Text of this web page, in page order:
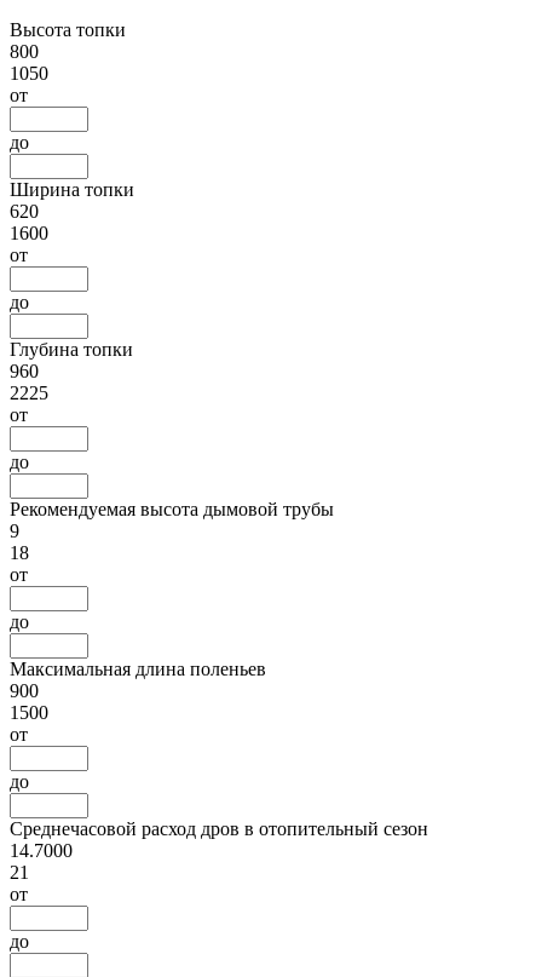
Высота топки
800
1050
от
до
Ширина топки
620
1600
от
до
Глубина топки
960
2225
от
до
Рекомендуемая высота дымовой трубы
9
18
от
до
Максимальная длина поленьев
900
1500
от
до
Среднечасовой расход дров в отопительный сезон
14.7000
21
от
до